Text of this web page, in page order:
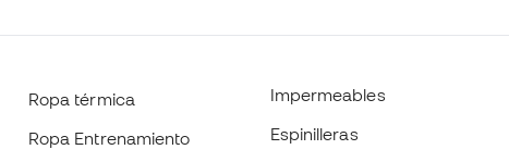
Ropa térmica
Ropa Entrenamiento
Impermeables
Espinilleras